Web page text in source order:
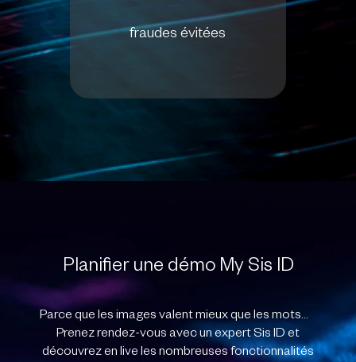
fraudes évitées
Planifier une démo My Sis ID
Parce que les images valent mieux que les mots…
Prenez rendez-vous avec un expert Sis ID et
découvrez en live les nombreuses fonctionnalités